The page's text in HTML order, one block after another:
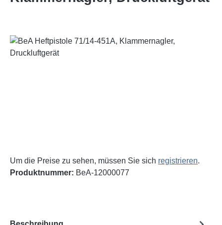
Bildergalerie überspringen
Um die Preise zu sehen, müssen Sie sich registrieren.
Produktnummer: BeA-12000077